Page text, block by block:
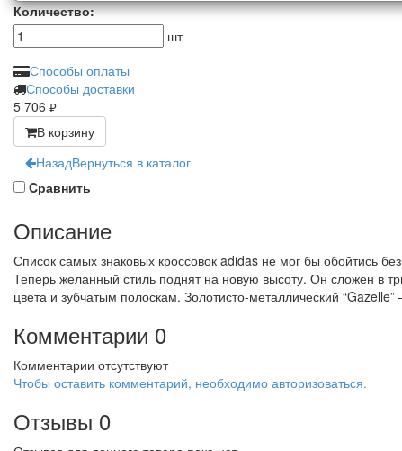
Количество:
шт
Способы оплаты
Способы доставки
5 706 руб.
В корзину
НазадВернуться в каталог
Cравнить
Описание
Список самых знаковых кроссовок adidas не мог бы обойтись
Теперь желанный стиль поднят на новую высоту. Он сложен в
цвета и зубчатым полоскам. Золотисто-металлический
Комментарии 0
Комментарии отсутствуют
Чтобы оставить комментарий, необходимо авторизоваться.
Отзывы 0